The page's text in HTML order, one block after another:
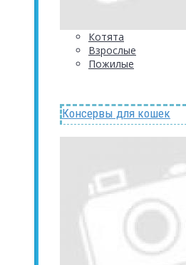
Котята
Взрослые
Пожилые
Консервы для кошек